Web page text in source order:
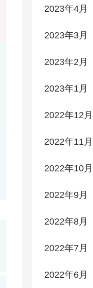
2023年4月
2023年3月
2023年2月
2023年1月
2022年12月
2022年11月
2022年10月
2022年9月
2022年8月
2022年7月
2022年6月